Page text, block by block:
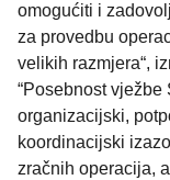
omogućiti i
za provedbu
velikih razmjera“,
“Posebnost
organizacijski,
koordinacijski
zračnih operacija,